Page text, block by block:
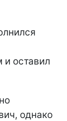
и оставил
однако